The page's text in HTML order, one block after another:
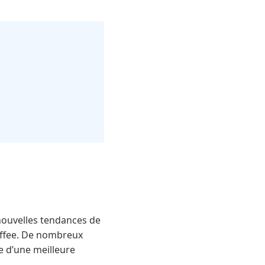
tendances de
De nombreux
d’une meilleure